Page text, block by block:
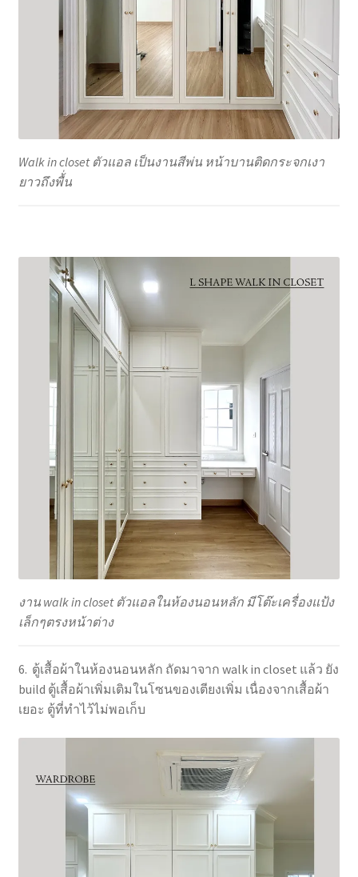
Walk in closet ตัวแอล เป็นงานสีพ่น หน้าบานติดกระจกเงา
ยาวถึงพื้่น
งาน walk in closet ตัวแอลในห้องนอนหลัก มีโต๊ะเครื่องแป้ง
เล็กๆตรงหน้าต่าง
6. ตู้เสื้อผ้าในห้องนอนหลัก ถัดมาจาก walk in closet แล้ว ยัง
build ตู้เสื้อผ้าเพิ่มเติมในโซนของเตียงเพิ่ม เนื่องจากเสื้อผ้า
เยอะ ตู้ที่ทำไว้ไม่พอเก็บ